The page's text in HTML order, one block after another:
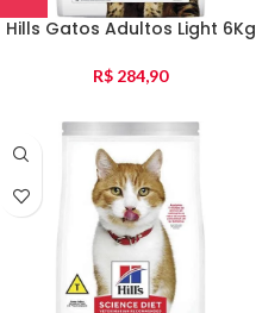
Hills Gatos Adultos Light 6Kg
R$ 284,90